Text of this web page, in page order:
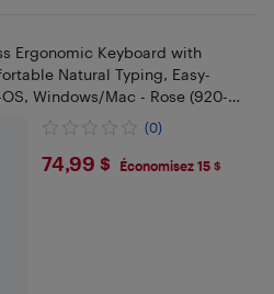
Ergonomic Keyboard with
Natural Typing, Easy-
Windows/Mac - Rose (920-
(0)
$74.99
74,99 $ Économisez 15 $